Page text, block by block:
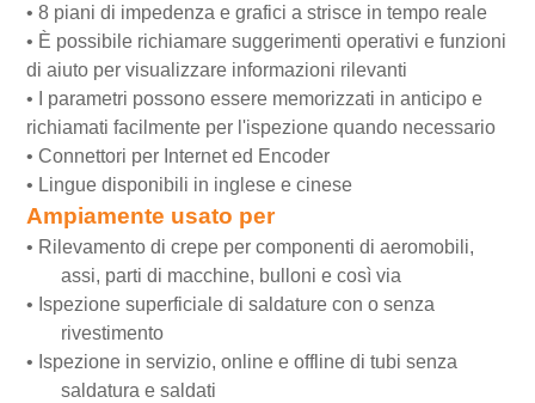
• 8 piani di impedenza e grafici a strisce in tempo reale
• È possibile richiamare suggerimenti operativi e funzioni
di aiuto per visualizzare informazioni rilevanti
•
I parametri possono essere memorizzati in anticipo e
richiamati facilmente per l'ispezione quando necessario
• Connettori per Internet ed Encoder
• Lingue disponibili in inglese e cinese
Ampiamente usato per
• Rilevamento di crepe per componenti di aeromobili,
assi, parti di macchine, bulloni e così via
• Ispezione superficiale di saldature con o senza
rivestimento
• Ispezione in servizio, online e offline di tubi senza
saldatura e saldati